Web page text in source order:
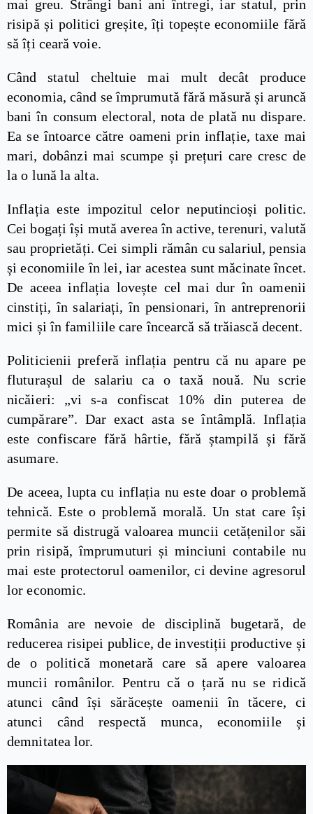
mai greu. Strângi bani ani întregi, iar statul, prin
risipă și politici greșite, îți topește economiile fără
să îți ceară voie.
Când statul cheltuie mai mult decât produce
economia, când se împrumută fără măsură și aruncă
bani în consum electoral, nota de plată nu dispare.
Ea se întoarce către oameni prin inflație, taxe mai
mari, dobânzi mai scumpe și prețuri care cresc de
la o lună la alta.
Inflația este impozitul celor neputincioși politic.
Cei bogați își mută averea în active, terenuri, valută
sau proprietăți. Cei simpli rămân cu salariul, pensia
și economiile în lei, iar acestea sunt măcinate încet.
De aceea inflația lovește cel mai dur în oamenii
cinstiți, în salariați, în pensionari, în antreprenorii
mici și în familiile care încearcă să trăiască decent.
Politicienii preferă inflația pentru că nu apare pe
fluturașul de salariu ca o taxă nouă. Nu scrie
nicăieri: „vi s-a confiscat 10% din puterea de
cumpărare”. Dar exact asta se întâmplă. Inflația
este confiscare fără hârtie, fără ștampilă și fără
asumare.
De aceea, lupta cu inflația nu este doar o problemă
tehnică. Este o problemă morală. Un stat care își
permite să distrugă valoarea muncii cetățenilor săi
prin risipă, împrumuturi și minciuni contabile nu
mai este protectorul oamenilor, ci devine agresorul
lor economic.
România are nevoie de disciplină bugetară, de
reducerea risipei publice, de investiții productive și
de o politică monetară care să apere valoarea
muncii românilor. Pentru că o țară nu se ridică
atunci când își sărăcește oamenii în tăcere, ci
atunci când respectă munca, economiile și
demnitatea lor.